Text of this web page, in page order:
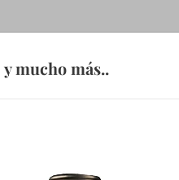
y mucho más..